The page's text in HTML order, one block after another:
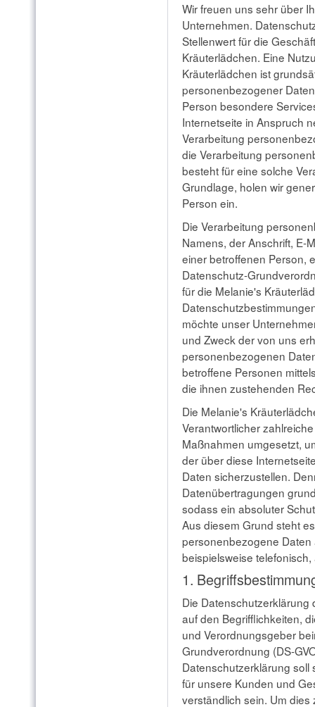
Wir freuen uns sehr über
Unternehmen.
Stellenwert für die
Kräuterlädchen. Eine
Kräuterlädchen ist
personenbezogener
Person besondere
Internetseite in Anspruch
Verarbeitung
die Verarbeitung
besteht für eine solche
Grundlage, holen wir
Person ein.
Die Verarbeitung
Namens, der Anschrift, E-
einer betroffenen Person,
Datenschutz-
für die Melanie's
möchte unser
und Zweck der von uns
personenbezogenen
betroffene Personen
die ihnen zustehenden
Die Melanie's
Verantwortlicher
Maßnahmen umgesetzt,
der über diese
Daten sicherzustellen.
Datenübertragungen
sodass ein absoluter
Aus diesem Grund steht
personenbezogene
beispielsweise
1.
Die
auf den Begrifflichkeiten,
und Verordnungsgeber
Grundverordnung (DS-
Datenschutzerklärung soll
für unsere Kunden und
verständlich sein. Um